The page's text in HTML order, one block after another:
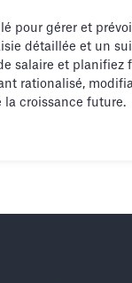
pour gérer et
détaillée et un
salaire et planifiez
rationalisé,
croissance future.